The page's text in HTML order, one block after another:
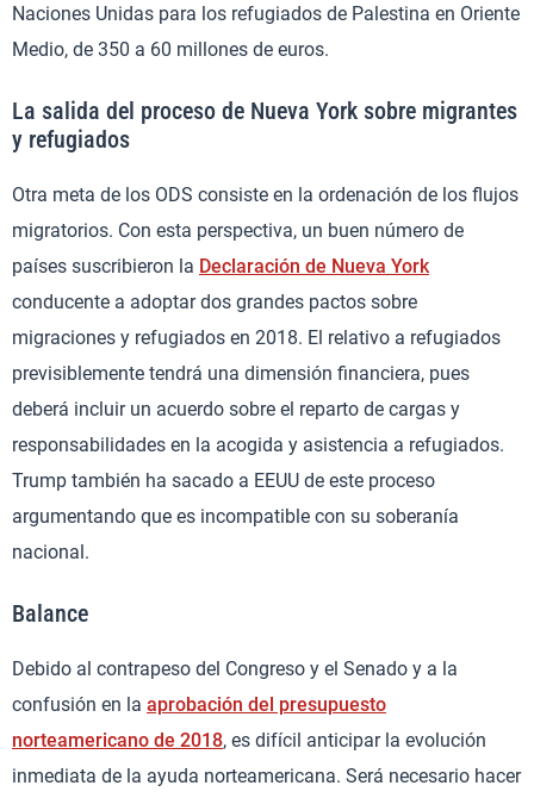
Naciones Unidas para los refugiados de Palestina en Oriente
Medio, de 350 a 60 millones de euros.
La salida del proceso de Nueva York sobre migrantes
y refugiados
Otra meta de los ODS consiste en la ordenación de los flujos
migratorios. Con esta perspectiva, un buen número de
países suscribieron la Declaración de Nueva York
conducente a adoptar dos grandes pactos sobre
migraciones y refugiados en 2018. El relativo a refugiados
previsiblemente tendrá una dimensión financiera, pues
deberá incluir un acuerdo sobre el reparto de cargas y
responsabilidades en la acogida y asistencia a refugiados.
Trump también ha sacado a EEUU de este proceso
argumentando que es incompatible con su soberanía
nacional.
Balance
Debido al contrapeso del Congreso y el Senado y a la
confusión en la aprobación del presupuesto
norteamericano de 2018, es difícil anticipar la evolución
inmediata de la ayuda norteamericana. Será necesario hacer